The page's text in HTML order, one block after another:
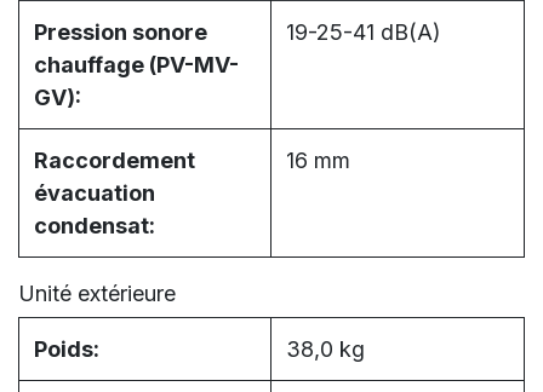
Pression sonore
chauffage (PV-MV-
GV):
19-25-41 dB(A)
Raccordement
évacuation
condensat:
16 mm
Unité extérieure
Poids: 38,0 kg